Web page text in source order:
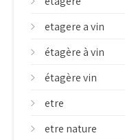
etagere a vin
étagère à vin
étagère vin
etre
etre nature